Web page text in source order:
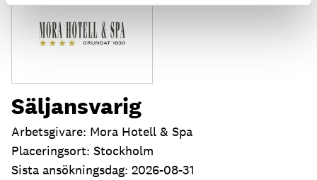
Säljansvarig
Arbetsgivare: Mora Hotell & Spa
Placeringsort: Stockholm
Sista ansökningsdag: 2026-08-31